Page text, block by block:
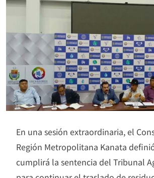
En una sesión extraordinaria, el
Región Metropolitana Kanata
cumplirá la sentencia del Tribunal